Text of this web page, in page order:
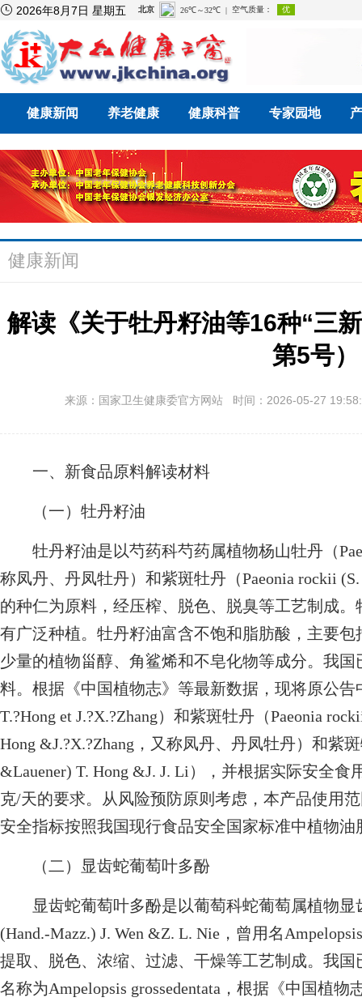
 2026年8月7日 星期五
健康新闻 养老健康 健康科普 专家园地
健康新闻
解读《关于牡丹籽油等16种“三
第5号）
来源：国家卫生健康委官方网站 时间：2026-05-27
一、新食品原料解读材料
（一）牡丹籽油
牡丹籽油是以芍药科芍药属植物杨山牡丹（
称凤丹、丹凤牡丹）和紫斑牡丹（Paeonia rockii
的种仁为原料，经压榨、脱色、脱臭等工艺制成
有广泛种植。牡丹籽油富含不饱和脂肪酸，主要
少量的植物甾醇、角鲨烯和不皂化物等成分。我
料。根据《中国植物志》等最新数据，现将原公告
T.?Hong et J.?X.?Zhang）和紫斑牡丹（Paeonia
Hong &J.?X.?Zhang，又称凤丹、丹凤牡丹）和紫
&Lauener) T. Hong &J. J. Li），并根据实际安全
克/天的要求。从风险预防原则考虑，本产品使用
安全指标按照我国现行食品安全国家标准中植物油
（二）显齿蛇葡萄叶多酚
显齿蛇葡萄叶多酚是以葡萄科蛇葡萄属植物显齿
(Hand.-Mazz.) J. Wen &Z. L. Nie，曾用名
提取、脱色、浓缩、过滤、干燥等工艺制成。我
名称为Ampelopsis grossedentata，根据《中国植物